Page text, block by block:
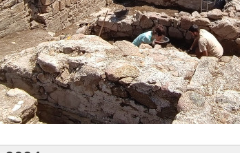
cuatro líneas principales de actuación
XIV
este año en el marco del